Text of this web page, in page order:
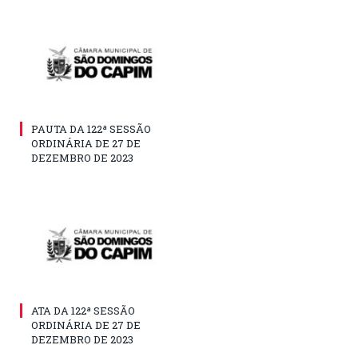
PAUTA DA 122ª SESSÃO
ORDINÁRIA DE 27 DE
DEZEMBRO DE 2023
ATA DA 122ª SESSÃO
ORDINÁRIA DE 27 DE
DEZEMBRO DE 2023